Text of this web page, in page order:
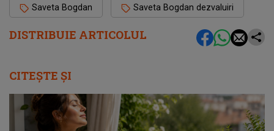
DISTRIBUIE ARTICOLUL
Saveta Bogdan Saveta Bogdan dezvaluiri
CITEȘTE ȘI